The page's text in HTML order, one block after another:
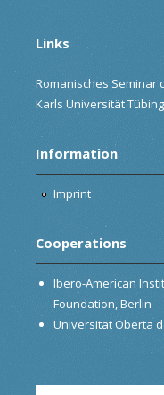
Links
Romanisches Seminar
Karls Universität
Information
Imprint
Cooperations
Ibero-American
Foundation, Berlin
Universitat Oberta